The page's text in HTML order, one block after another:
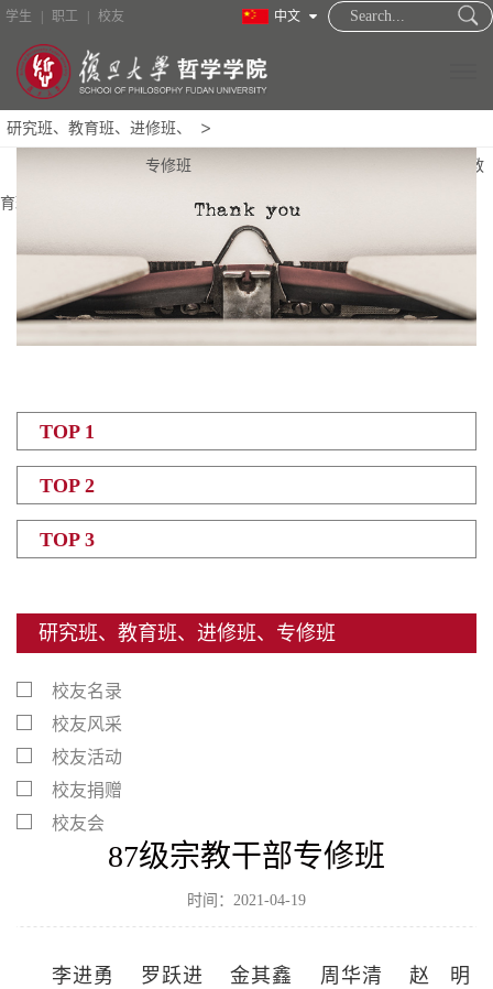
中文
学生 职工 校友
研究班、教育班、进修班、
专修班 研究班、教
育班、进修班、专修班
TOP 1
TOP 2
TOP 3
研究班、教育班、进修班、专修班
校友名录
校友风采
校友活动
校友捐赠
校友会
87级宗教干部专修班
时间：2021-04-19
李进勇 罗跃进金其鑫 周华清 赵 明